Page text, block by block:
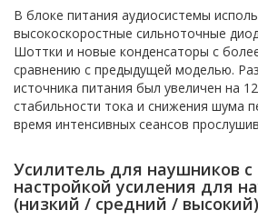
В блоке питания аудиосистемы
высокоскоростные сильноточные
Шоттки и новые конденсаторы с
сравнению с предыдущей моделью.
источника питания был увеличен на
стабильности тока и снижения шума
время интенсивных сеансов
Усилитель для наушников с
настройкой усиления для
(низкий / средний / высокий)